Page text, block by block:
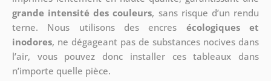
grande intensité des couleurs, sans risque d’un rendu
terne. Nous utilisons des encres écologiques et
inodores, ne dégageant pas de substances nocives dans
l’air, vous pouvez donc installer ces tableaux dans
n’importe quelle pièce.